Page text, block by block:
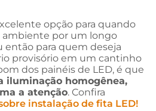
opção para quando
ambiente por um longo
então para quem deseja
provisório em um cantinho
dos painéis de LED, é que
iluminação homogênea,
a atenção. Confira
instalação de fita LED!